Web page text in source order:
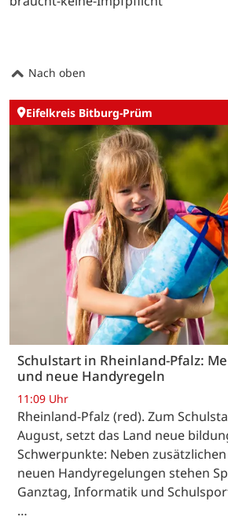
Nach oben
Eifelkreis Bitburg-Prüm
Schulstart in Rheinland-Pfalz:
und neue Handyregeln
11:09 Uhr
Rheinland-Pfalz (red). Zum
August, setzt das Land neue
Schwerpunkte: Neben
neuen Handyregelungen stehen
Ganztag, Informatik und
…